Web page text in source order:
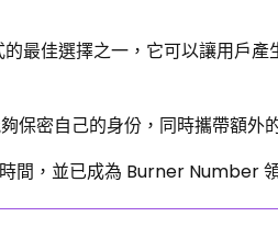
最佳選擇之一，它可以讓用戶
保密自己的身份，同時攜帶額外
間，並已成為 Burner Number